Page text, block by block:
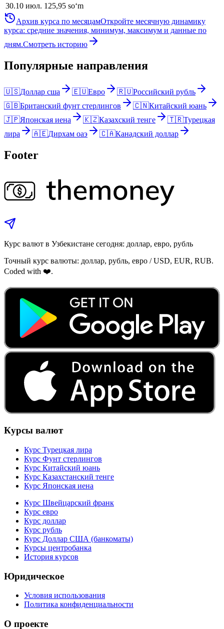
30.10 июл. 125,95 soʻm
Архив курса по месяцамОткройте месячную динамику
курса: средние значения, минимум, максимум и данные по
дням.Смотреть историю
Популярные направления
🇺🇸Доллар сша 🇪🇺Евро 🇷🇺Российский рубль
🇬🇧Британский фунт стерлингов 🇨🇳Китайский юань
🇯🇵Японская иена 🇰🇿Казахский тенге 🇹🇷Турецкая
лира
🇦🇪Дирхам оаэ 🇨🇦Канадский доллар
Footer
Курс валют в Узбекистане сегодня: доллар, евро, рубль
Точный курс валюты: доллар, рубль, евро / USD, EUR, RUB.
Coded with ❤️.
Курсы валют
Курс Турецкая лира
Курс Фунт стерлингов
Курс Китайский юань
Курс Казахстанский тенге
Курс Японская иена
Курс Швейцарский франк
Курс евро
Курс доллар
Курс рубль
Курс Доллар США (банкоматы)
Курсы центробанка
История курсов
Юридическое
Условия использования
Политика конфиденциальности
О проекте